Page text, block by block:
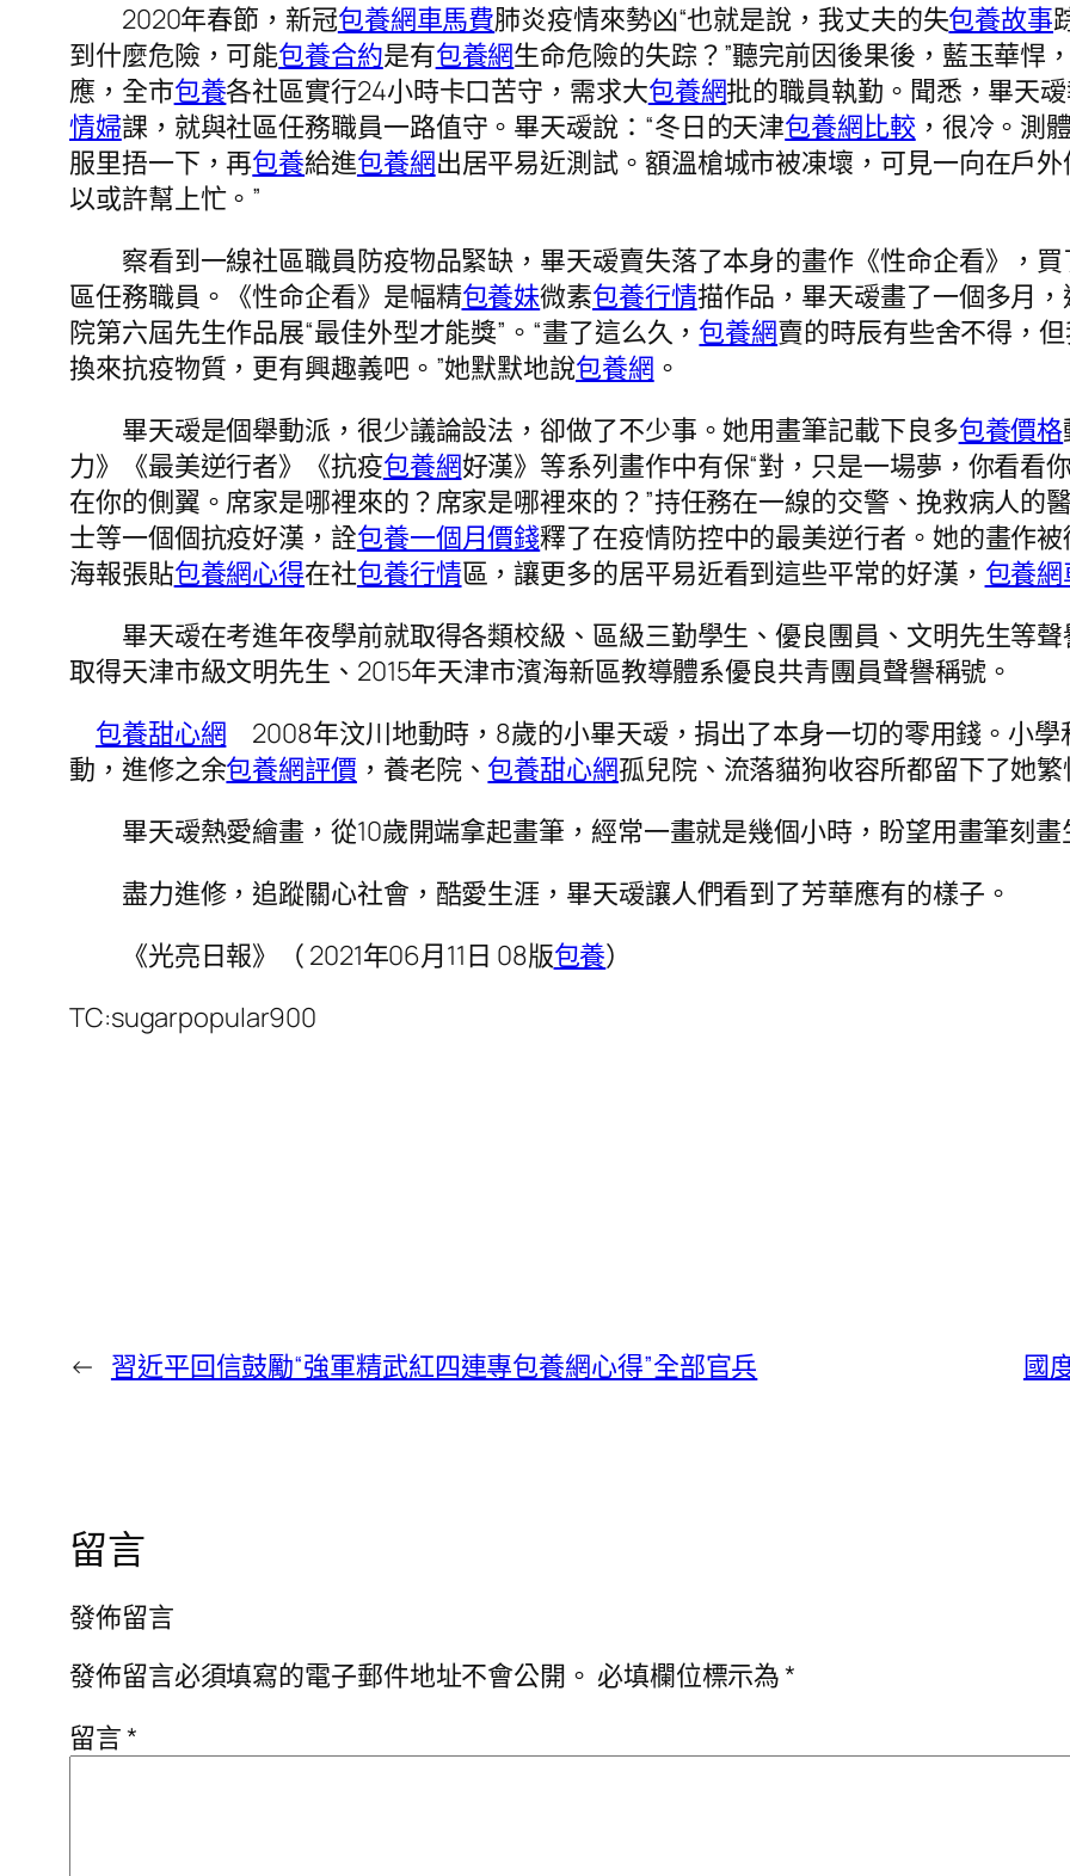
2020年春節，新冠包養網車馬費肺炎疫情來勢凶“也就是說，我丈夫的失包養故事
到什麼危險，可能包養合約是有包養網生命危險的失踪？”聽完前因後果後，藍玉華悍
應，全市包養各社區實行24小時卡口苦守，需求大包養網批的職員執勤。聞悉，畢天
情婦課，就與社區任務職員一路值守。畢天叆說：“冬日的天津包養網比較 ，很冷。測
服里捂一下，再包養給進包養網出居平易近測試。額溫槍城市被凍壞，可見一向在戶
以或許幫上忙。”
察看到一線社區職員防疫物品緊缺，畢天叆賣失落了本身的畫作《性命企看》，買
區任務職員。《性命企看》是幅精包養妹微素包養行情描作品，畢天叆畫了一個多月
院第六屆先生作品展“最佳外型才能獎”。“畫了這么久， 包養網賣的時辰有些舍不得，
換來抗疫物質，更有興趣義吧。”她默默地說包養網 。
畢天叆是個舉動派，很少議論設法，卻做了不少事。她用畫筆記載下良多包養價格
力》《最美逆行者》《抗疫包養網好漢》等系列畫作中有保“對，只是一場夢，你看看
在你的側翼。席家是哪裡來的？席家是哪裡來的？”持任務在一線的交警、挽救病人的
士等一個個抗疫好漢，詮包養一個月價錢釋了在疫情防控中的最美逆行者。她的畫作
海報張貼包養網心得在社包養行情區，讓更多的居平易近看到這些平常的好漢， 包養
畢天叆在考進年夜學前就取得各類校級、區級三勤學生、優良團員、文明先生等聲
取得天津市級文明先生、2015年天津市濱海新區教導體系優良共青團員聲譽稱號。
包養甜心網 2008年汶川地動時，8歲的小畢天叆，捐出了本身一切的零用錢。小
動，進修之余包養網評價 ，養老院、 包養甜心網孤兒院、流落貓狗收容所都留下了她
畢天叆熱愛繪畫，從10歲開端拿起畫筆，經常一畫就是幾個小時，盼望用畫筆刻畫
盡力進修，追蹤關心社會，酷愛生涯，畢天叆讓人們看到了芳華應有的樣子。
《光亮日報》（ 2021年06月11日 08版包養）
TC:sugarpopular900
← 習近平回信鼓勵“強軍精武紅四連專包養網心得”全部官兵 國
留言
發佈留言
發佈留言必須填寫的電子郵件地址不會公開。 必填欄位標示為*
留言*